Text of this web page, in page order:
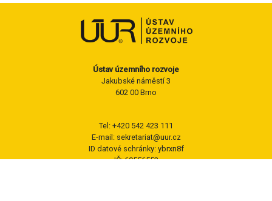
Ústav územního rozvoje
Jakubské náměstí 3
602 00 Brno
Tel: +420 542 423 111
E-mail: sekretariat@uur.cz
ID datové schránky: ybrxn8f
IČ: 60556552